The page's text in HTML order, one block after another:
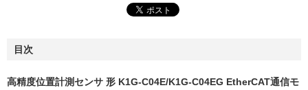
目次
高精度位置計測センサ 形 K1G-C04E/K1G-C04EG EtherCAT通信モ